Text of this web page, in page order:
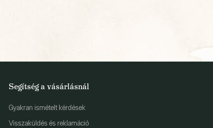
Segítség a vásárlásnál
Gyakran ismételt kérdések
Visszaküldés és reklamáció